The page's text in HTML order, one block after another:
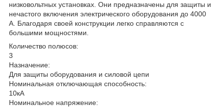
низковольтных установках. Они предназначены для защиты и
нечастого включения электрического оборудования до 4000
A. Благодаря своей конструкции легко справляются с
большими мощностями.
Количество полюсов:
3
Назначение:
Для защиты оборудования и силовой цепи
Номинальная отключающая способность:
10кА
Номинальное напряжение: